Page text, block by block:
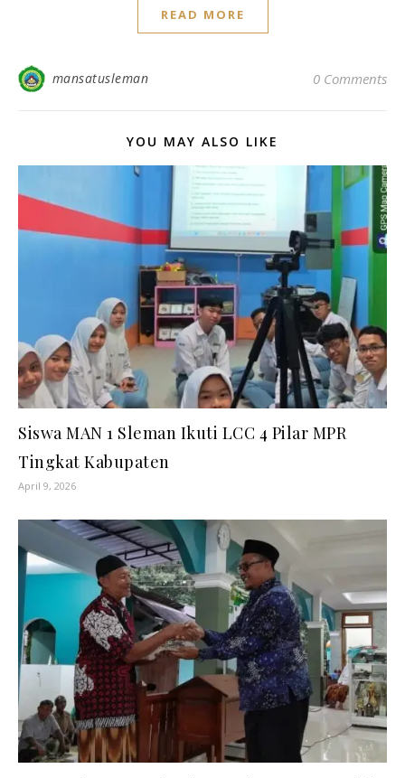
READ MORE
mansatusleman 0 Comments
YOU MAY ALSO LIKE
Siswa MAN 1 Sleman Ikuti LCC 4 Pilar MPR
Tingkat Kabupaten
April 9, 2026